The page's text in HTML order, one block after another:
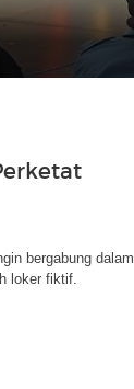
bergabung dalam
loker fiktif.